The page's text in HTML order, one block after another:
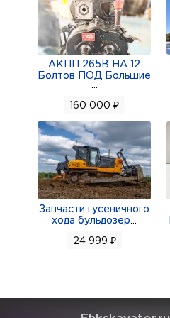
АКПП 265В НА 12
Болтов ПОД Большие
160 000 ₽
Запчасти гусеничного
хода бульдозер
24 999 ₽